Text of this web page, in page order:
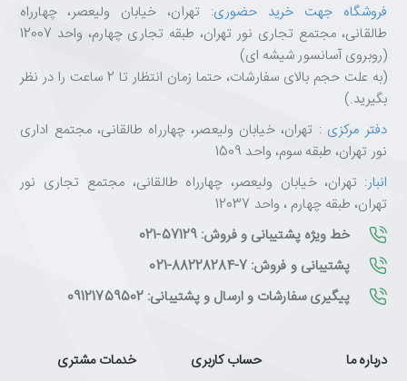
فروشگاه جهت خرید حضوری: تهران، خیابان ولیعصر، چهارراه
طالقانی، مجتمع تجاری نور تهران، طبقه تجاری چهارم، واحد 12007
(روبروی آسانسور شیشه ای)
(به علت حجم بالای سفارشات، حتما زمان انتظار تا 2 ساعت را در نظر
بگیرید.)
دفتر مرکزی : تهران، خیابان ولیعصر، چهارراه طالقانی، مجتمع اداری
نور تهران، طبقه سوم، واحد 1509
انبار: تهران، خیابان ولیعصر، چهارراه طالقانی، مجتمع تجاری نور
تهران، طبقه چهارم ، واحد 12037
خط ویژه پشتیبانی و فروش: 57129-021
پشتیبانی و فروش: 7-88228284-021
پیگیری سفارشات و ارسال و پشتیبانی: 09121759502
درباره ما حساب کاربری خدمات مشتری